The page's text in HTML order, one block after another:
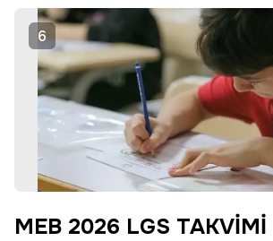
6
MEB 2026 LGS TAKVİMİ